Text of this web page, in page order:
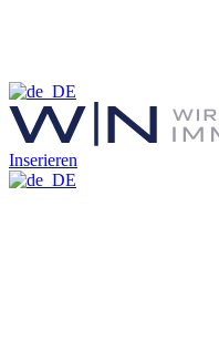
Inserieren